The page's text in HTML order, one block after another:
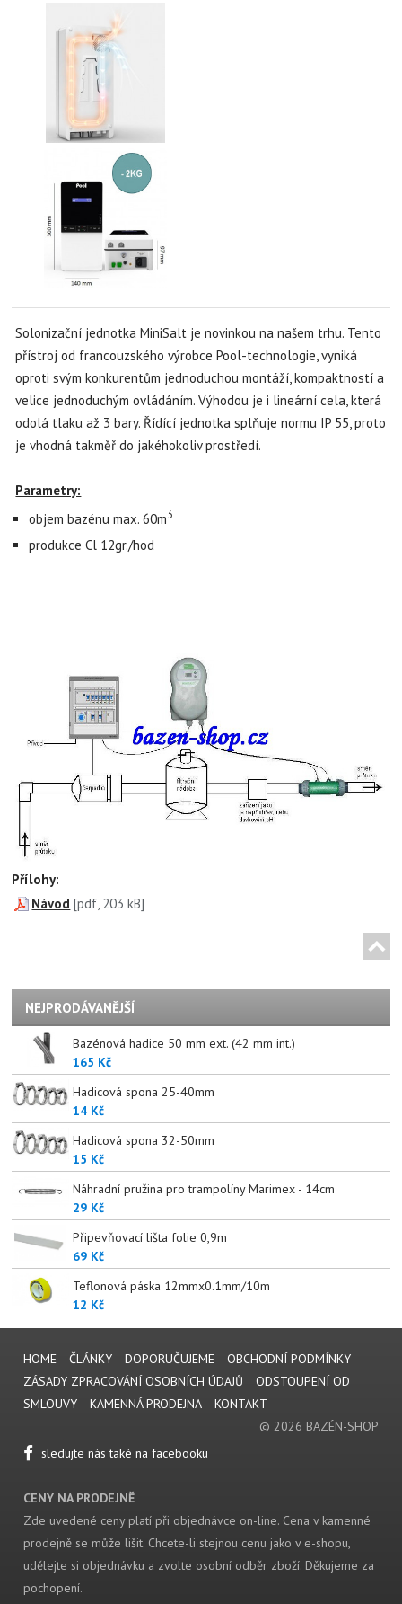
Solonizační jednotka MiniSalt je novinkou na našem trhu. Tento
přístroj od francouzského výrobce Pool-technologie, vyniká
oproti svým konkurentům jednoduchou montáží, kompaktností a
velice jednoduchým ovládáním. Výhodou je i lineární cela, která
odolá tlaku až 3 bary. Řídící jednotka splňuje normu IP 55, proto
je vhodná takměř do jakéhokoliv prostředí.
Parametry:
objem bazénu max. 60m3
produkce Cl 12gr./hod
Přílohy:
Návod [pdf, 203 kB]
NEJPRODÁVANĚJŠÍ
Bazénová hadice 50 mm ext. (42 mm int.)
165 Kč
Hadicová spona 25-40mm
14 Kč
Hadicová spona 32-50mm
15 Kč
Náhradní pružina pro trampolíny Marimex - 14cm
29 Kč
Připevňovací lišta folie 0,9m
69 Kč
Teflonová páska 12mmx0.1mm/10m
12 Kč
HOME ČLÁNKY DOPORUČUJEME
OBCHODNÍ PODMÍNKY
ZÁSADY ZPRACOVÁNÍ OSOBNÍCH ÚDAJŮ
ODSTOUPENÍ OD
SMLOUVY
KAMENNÁ PRODEJNA
KONTAKT
© 2026 BAZÉN-SHOP
sledujte nás také na facebooku
CENY NA PRODEJNĚ
Zde uvedené ceny platí při objednávce on-line. Cena v kamenné
prodejně se může lišit. Chcete-li stejnou cenu jako v e-shopu,
udělejte si objednávku a zvolte osobní odběr zboží. Děkujeme za
pochopení.